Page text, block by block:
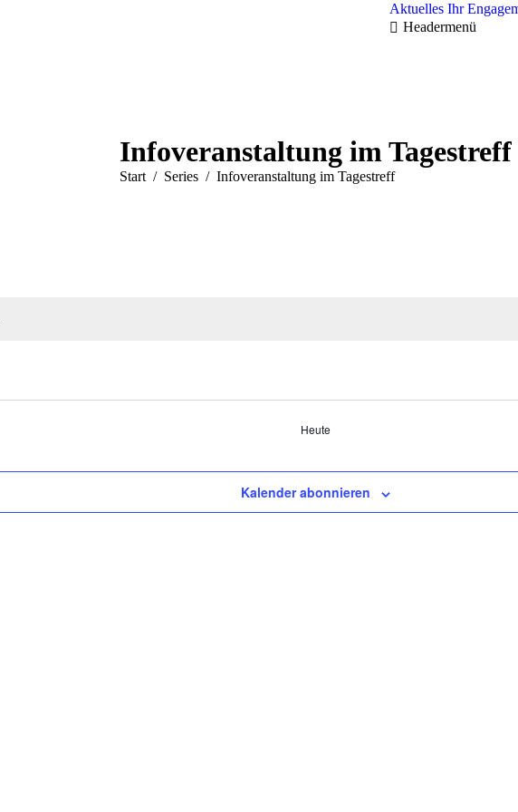
Aktuelles Ihr
Headermenü
Infoveranstaltung im Tagestreff
Sie befinden sich hier:
Start Series Infoveranstaltung im Tagestreff
Heute
Kalender abonnieren